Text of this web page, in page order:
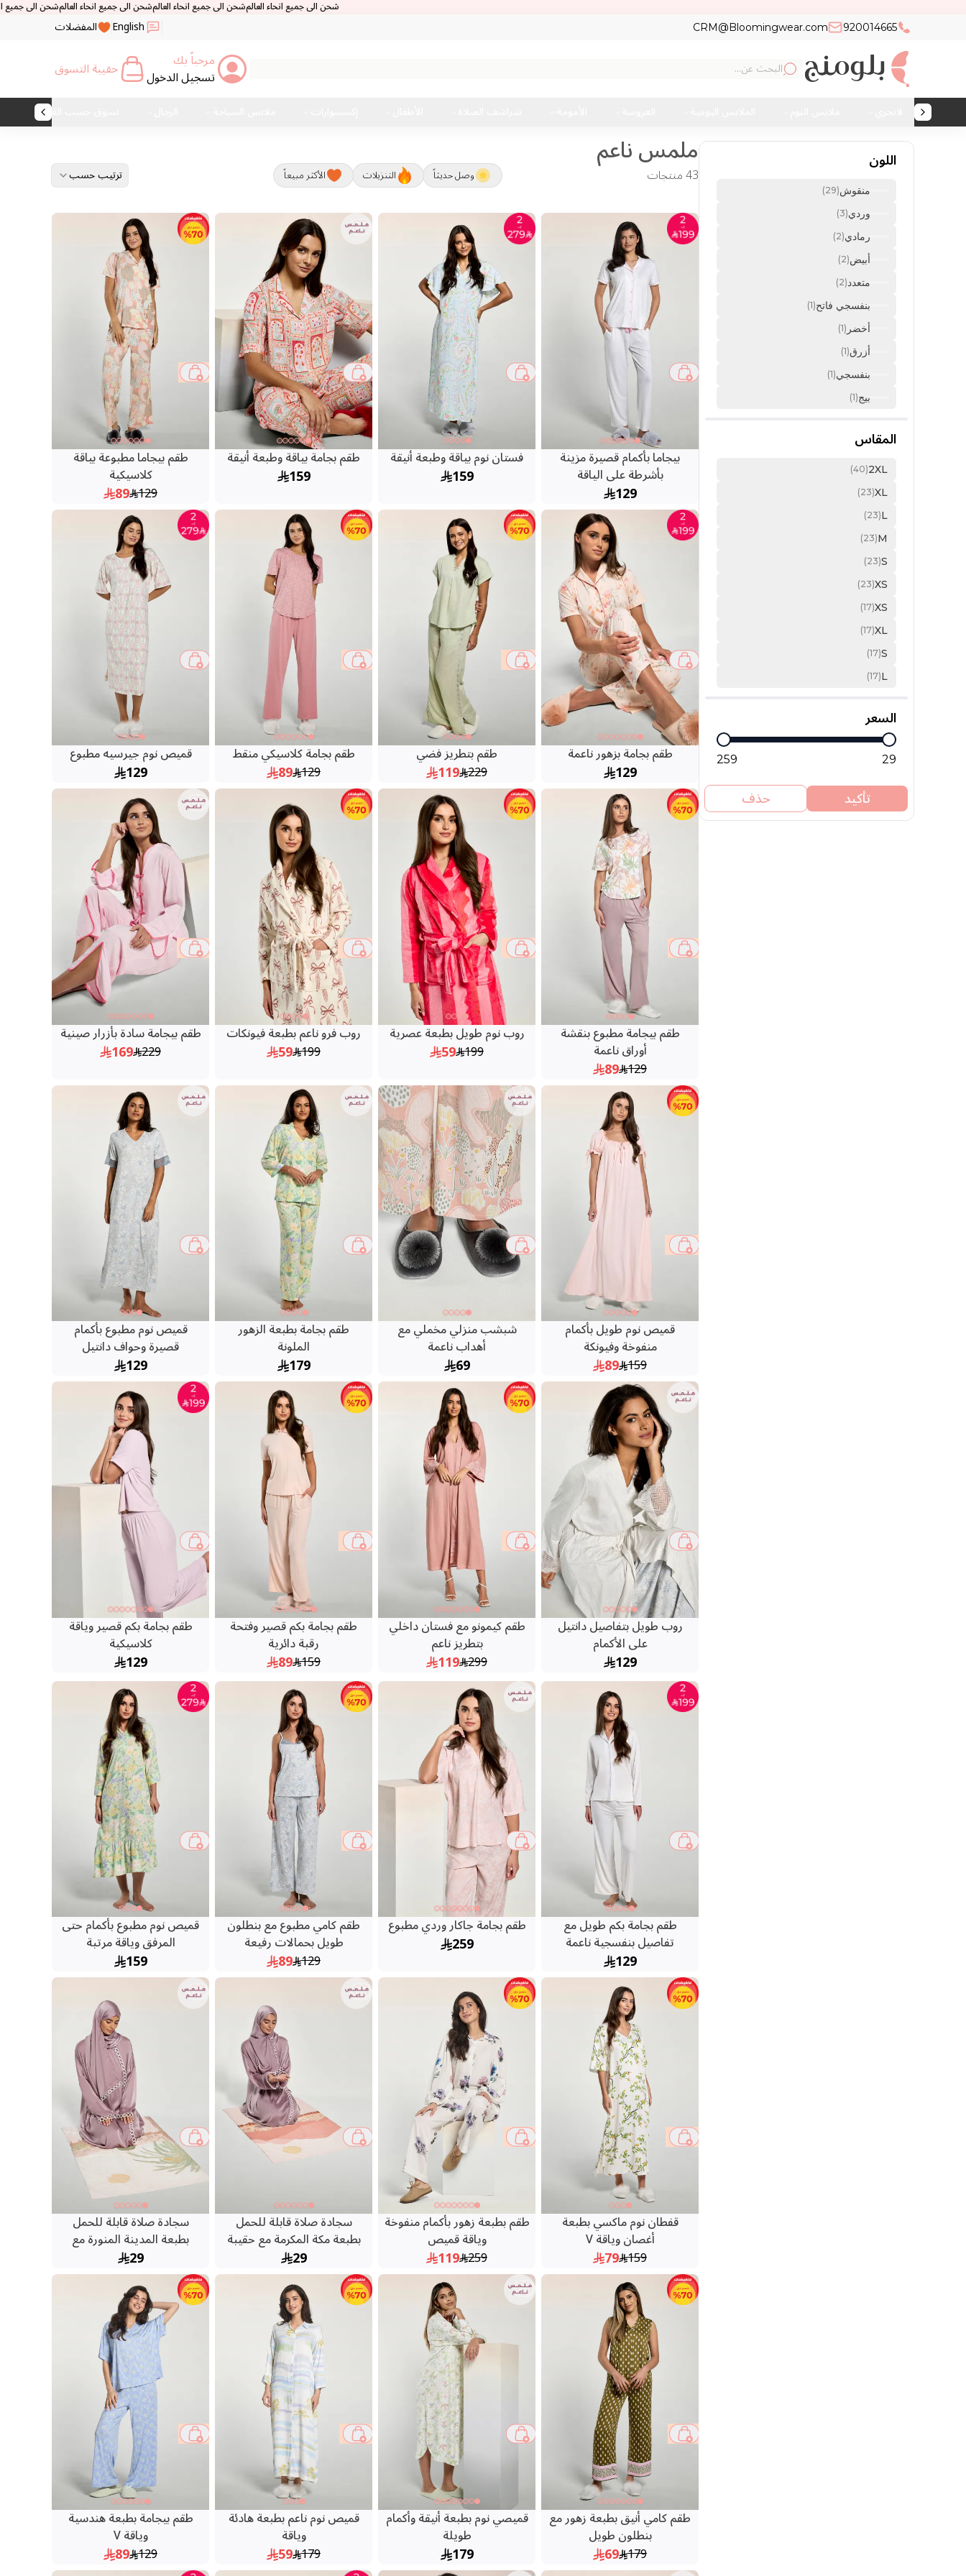
شحن الى جميع انحاء العالمشحن الى جميع انحاء العالمشحن الى جميع انحاء العالم
920014665
CRM@Bloomingwear.com
English المفضلات
مرحباً بك
تسجيل الدخول حقيبة التسوق
تسوق حسب القماش
اللون
منقوش(29)
وردي(3)
رمادي(2)
أبيض(2)
متعدد(2)
بنفسجي فاتح(1)
أخضر (1)
أزرق(1)
بنفسجي(1)
بيج(1)
المقاس
2XL
(40)
XL
(23)
L
(23)
M
(23)
S
(23)
XS
(23)
XS
(17)
XL
(17)
S
(17)
L
(17)
السعر
29
259
تأكيد حذف
ملمس ناعم
43 منتجات وصل حديثاً التنزيلات الأكثر مبيعاً ترتيب حسب
بيجاما بأكمام قصيرة مزينة
بأشرطة على الياقة
129
فستان نوم بياقة وطبعة أنيقة
159
طقم بجامة بياقة وطبعة أنيقة
159
طقم بيجاما مطبوعة بياقة
كلاسيكية
129
89
31 %
طقم بجامة بزهور ناعمة
129
طقم بتطريز فضي
229
119
48 %
طقم بجامة كلاسيكي منقط
129
89
31 %
قميص نوم جيرسيه مطبوع
129
طقم بيجامة مطبوع بنقشة
أوراق ناعمة
129
89
31 %
روب نوم طويل بطبعة عصرية
199
59
70 %
روب فرو ناعم بطبعة فيونكات
199
59
70 %
طقم بيجامة سادة بأزرار صينية
229
169
26 %
قميص نوم طويل بأكمام
منفوخة وفيونكة
159
89
44 %
شبشب منزلي مخملي مع
أهداب ناعمة
69
طقم بجامة بطبعة الزهور
الملونة
179
قميص نوم مطبوع بأكمام
قصيرة وحواف دانتيل
129
روب طويل بتفاصيل دانتيل
على الأكمام
129
طقم كيمونو مع فستان داخلي
بتطريز ناعم
299
119
60 %
طقم بجامة بكم قصير وفتحة
رقبة دائرية
159
89
44 %
طقم بجامة بكم قصير وياقة
كلاسيكية
129
طقم بجامة بكم طويل مع
تفاصيل بنفسجية ناعمة
129
طقم بجامة جاكار وردي مطبوع
259
طقم كامي مطبوع مع بنطلون
طويل بحمالات رفيعة
129
89
31 %
قميص نوم مطبوع بأكمام حتى
المرفق وياقة مرتبة
159
قفطان نوم ماكسي بطبعة
أغصان وياقة V
159
79
50 %
طقم بطبعة زهور بأكمام منفوخة
وياقة قميص
259
119
54 %
سجادة صلاة قابلة للحمل
بطبعة مكة المكرمة مع حقيبة
29
سجادة صلاة قابلة للحمل
بطبعة المدينة المنورة مع
حقيبة
29
طقم كامي أنيق بطبعة زهور مع
بنطلون طويل
179
69
61 %
قميصي نوم بطبعة أنيقة وأكمام
طويلة
179
قميص نوم ناعم بطبعة هادئة
وياقة
179
59
67 %
طقم بيجامة بطبعة هندسية
وياقة V
129
89
31 %